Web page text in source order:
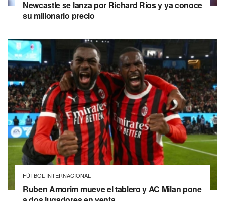
Newcastle se lanza por Richard Ríos y ya conoce
su millonario precio
FÚTBOL INTERNACIONAL
Ruben Amorim mueve el tablero y AC Milan pone